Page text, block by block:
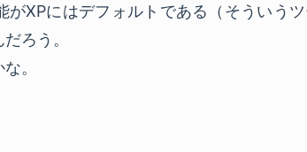
がXPにはデフォルトである（そういう
ろう。
。